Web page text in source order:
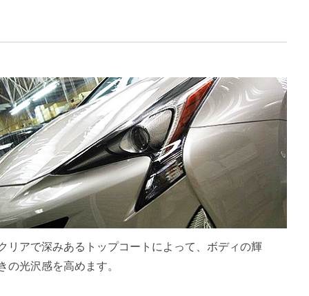
リアで深みあるトップコートによって、ボディの輝
の光沢感を高めます。